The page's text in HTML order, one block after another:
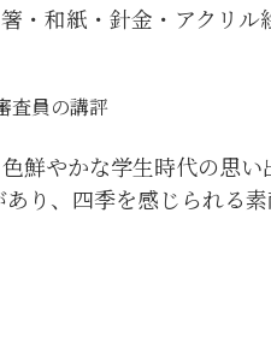
・和紙・針金・アクリル
査員の講評
鮮やかな学生時代の思い
り、四季を感じられる素